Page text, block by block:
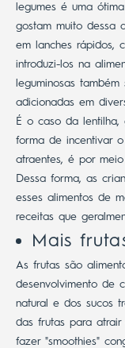
legumes é uma
gostam muito dessa
em lanches rápidos,
introduzi-los na
leguminosas
adicionadas em
É o caso da
forma de incentivar
atraentes, é por
Dessa forma, as
esses alimentos de
receitas que
Mais
As frutas são
desenvolvimento de
natural e dos sucos
das frutas para atrair
fazer "smoothies"